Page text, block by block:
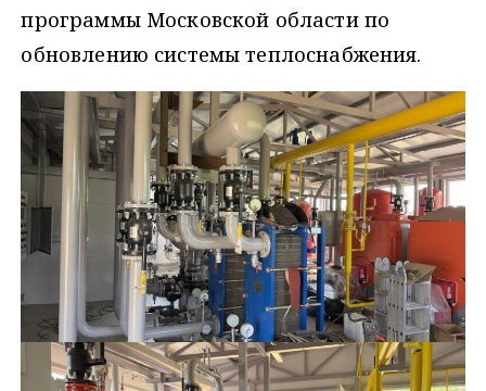
программы Московской области по
обновлению системы теплоснабжения.